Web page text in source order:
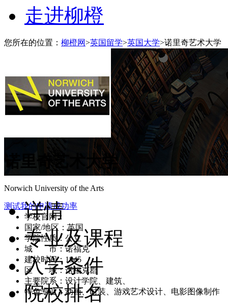
走进柳橙
您所在的位置： 柳橙网>英国留学>英国大学>诺里奇艺术大学
诺里奇艺术大学
Norwich University of the Arts
测试我的申请成功率
学校官网：
国家/地区：英国
学院性质：公立
城 市：诺福克
建校时间：1845
区 域：诺福克郡
主要院系：设计学院、建筑、
特色专业：动画、时装、游戏艺术设计、电影图像制作
详情
专业及课程
入学条件
院校排名